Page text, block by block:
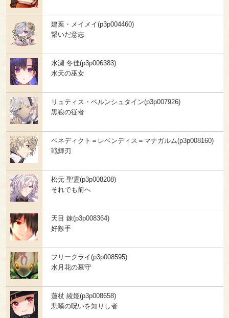
建葉・メイメイ(p3p004460)
繋いだ意志
水瀬 冬佳(p3p006383)
水天の巫女
リュティス・ベルンシュタイン(p3p007926)
黒狼の従者
ベネディクト＝レベンディス＝マナガルム(p3p008160)
戦輝刃
松元 聖霊(p3p008208)
それでも前へ
天目 錬(p3p008364)
好敵手
フリークライ(p3p008595)
水月花の墓守
蓮杖 綾姫(p3p008658)
悲嘆の呪いを知りし者